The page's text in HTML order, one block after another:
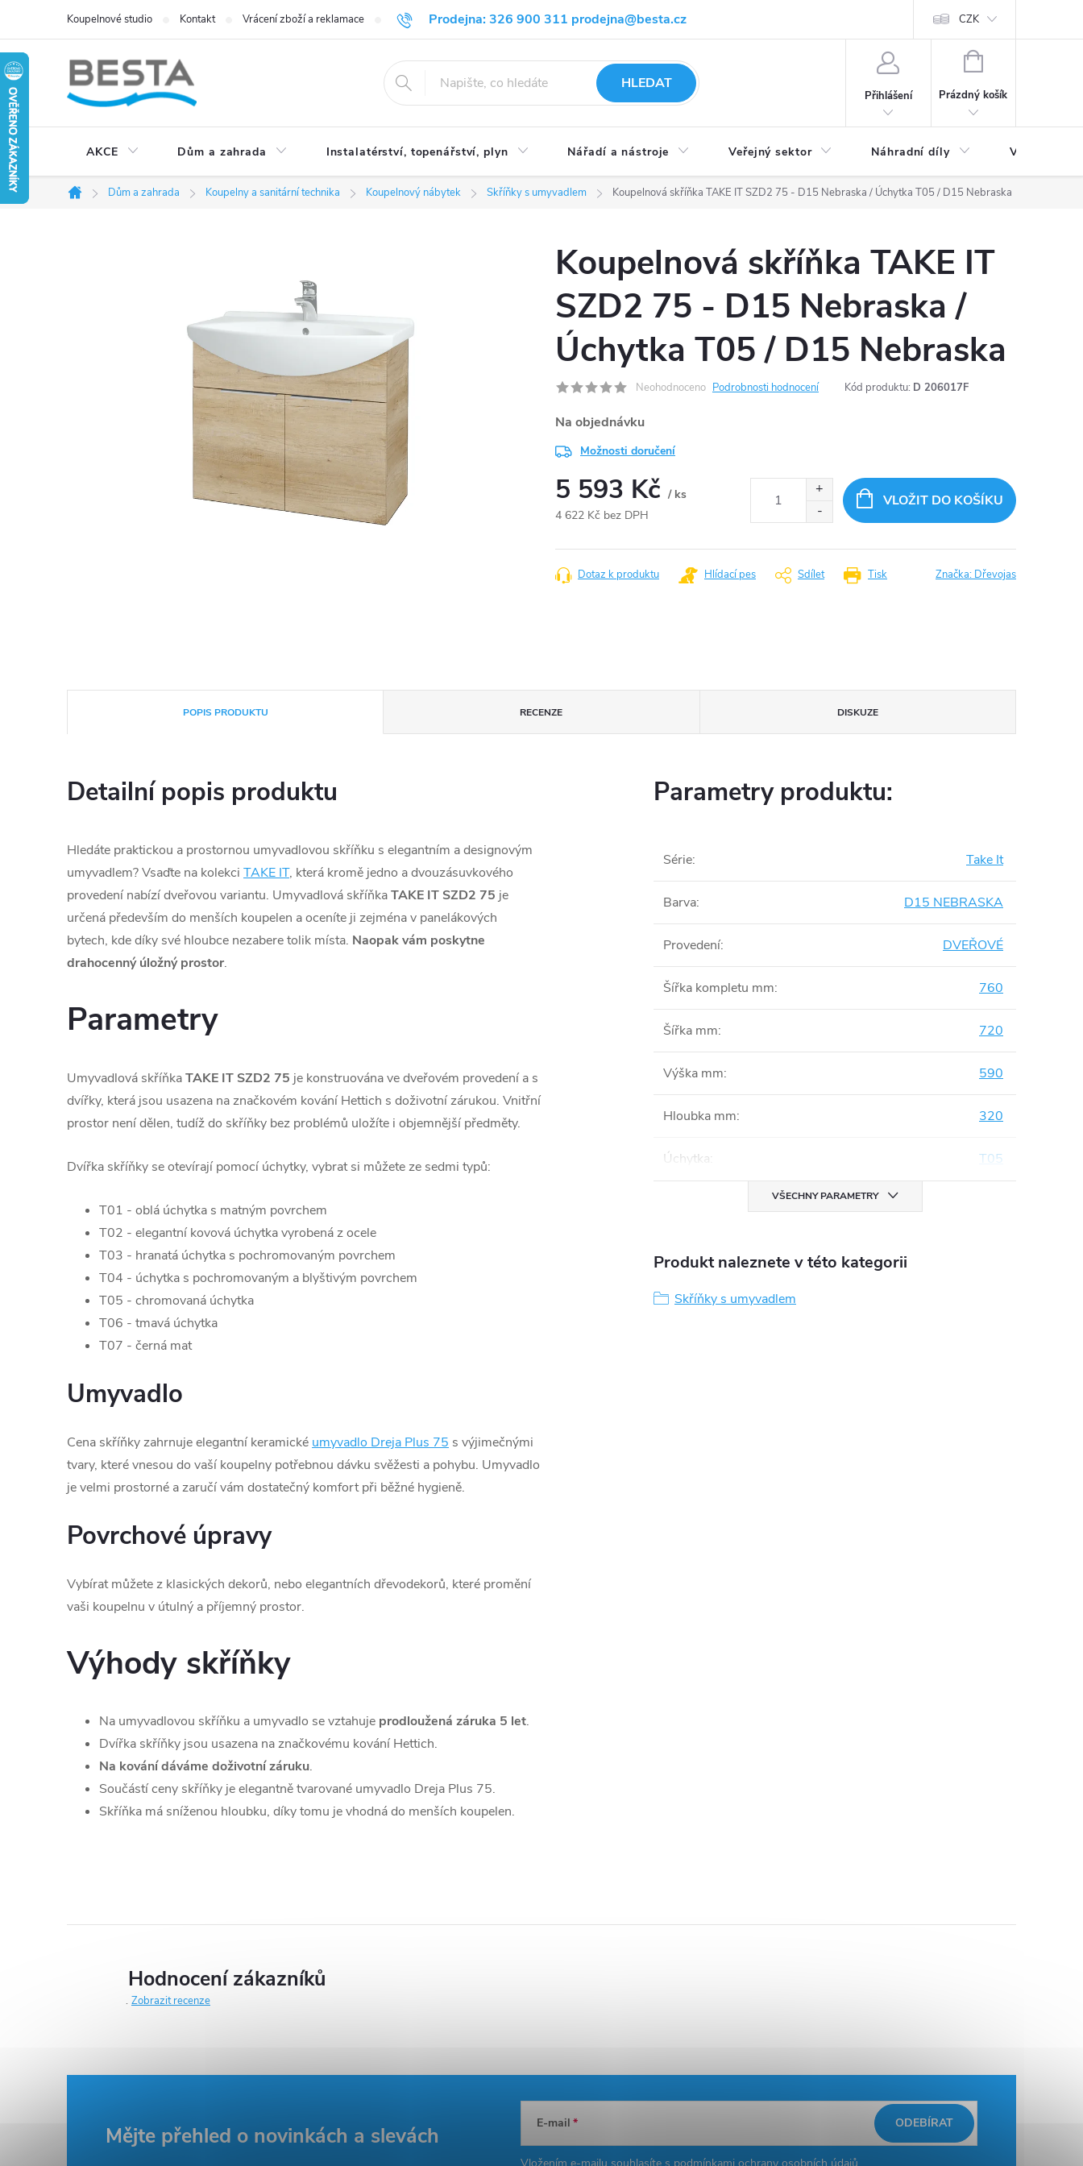
obsah
Prodejna: 326 900 311 prodejna@besta.cz
Koupelnové studio Kontakt Vrácení zboží a reklamace Blog Obchodní podmínky Ochrana osobních údajů CZK
HLEDAT
Přihlášení
NÁKUPNÍ
Prázdný košík
AKCE Dům a zahrada Instalatérství, topenářství, plyn Nářadí a nástroje Veřejný sektor Náhradní díly Výprodej a
Domů
Dům a zahrada Koupelny a sanitární technika Koupelnový nábytek Skříňky s umyvadlem Koupelnová skříňka TAKE IT SZD2 75 - D15 Nebraska / Úchytka T05 / D15 Nebraska
Koupelnová skříňka TAKE IT
SZD2 75 - D15 Nebraska /
Úchytka T05 / D15 Nebraska
Neohodnoceno Podrobnosti hodnocení Kód produktu: D 206017F
Na objednávku
Možnosti doručení
5 593 Kč / ks
4 622 Kč bez DPH
cena:
VLOŽIT DO KOŠÍKU
Tisk
Dotaz k produktu Hlídací pes Sdílet Značka: Dřevojas
POPIS PRODUKTU RECENZE DISKUZE
Detailní popis produktu
Hledáte praktickou a prostornou umyvadlovou skříňku s elegantním a designovým
umyvadlem? Vsaďte na kolekci TAKE IT, která kromě jedno a dvouzásuvkového
provedení nabízí dveřovou variantu. Umyvadlová skříňkaTAKE IT SZD2 75 je
určená především do menších koupelen a oceníte ji zejména v panelákových
bytech, kde díky své hloubce nezabere tolik místa. Naopak vám poskytne
drahocenný úložný prostor.
Parametry
Umyvadlová skříňkaTAKE IT SZD2 75 je konstruována ve dveřovém provedení a s
dvířky, která jsou usazena na značkovém kování Hettich s doživotní zárukou. Vnitřní
prostor není dělen, tudíž do skříňky bez problémů uložíte i objemnější předměty.
Dvířka skříňky se otevírají pomocí úchytky, vybrat si můžete ze sedmi typů:
T01 - oblá úchytka s matným povrchem
T02 - elegantní kovová úchytka vyrobená z ocele
T03 - hranatá úchytka s pochromovaným povrchem
T04 - úchytka s pochromovaným a blyštivým povrchem
T05 - chromovaná úchytka
T06 - tmavá úchytka
T07 - černá mat
Umyvadlo
Cena skříňky zahrnuje elegantní keramické umyvadlo Dreja Plus 75 s výjimečnými
tvary, které vnesou do vaší koupelny potřebnou dávku svěžesti a pohybu. Umyvadlo
je velmi prostorné a zaručí vám dostatečný komfort při běžné hygieně.
Povrchové úpravy
Vybírat můžete z klasických dekorů, nebo elegantních dřevodekorů, které promění
vaši koupelnu v útulný a příjemný prostor.
Výhody skříňky
Na umyvadlovou skříňku a umyvadlo se vztahuje prodloužená záruka 5 let.
Dvířka skříňky jsou usazena na značkovému kování Hettich.
Na kování dáváme doživotní záruku.
Součástí ceny skříňky je elegantně tvarované umyvadlo Dreja Plus 75.
Skříňka má sníženou hloubku, díky tomu je vhodná do menších koupelen.
Parametry produktu:
Série: Take It
Barva: D15 NEBRASKA
Provedení: DVEŘOVÉ
Šířka kompletu mm: 760
Šířka mm: 720
Výška mm: 590
Hloubka mm: 320
Úchytka: T05
VŠECHNY PARAMETRY
Produkt naleznete v této kategorii
Skříňky s umyvadlem
Hodnocení zákazníků
Zobrazit recenze
Mějte přehled o novinkách a slevách E-mail ODEBÍRAT